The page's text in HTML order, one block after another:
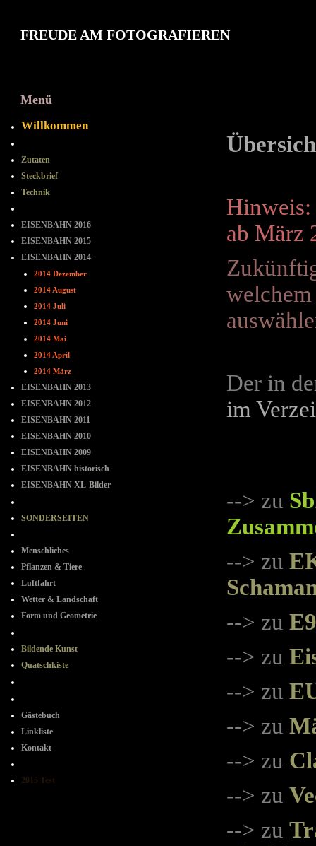
FREUDE AM FOTOGRAFIEREN
Menü
Willkommen
Zutaten
Steckbrief
Technik
EISENBAHN 2016
EISENBAHN 2015
EISENBAHN 2014
2014 Dezember
2014 August
2014 Juli
2014 Juni
2014 Mai
2014 April
2014 März
EISENBAHN 2013
EISENBAHN 2012
EISENBAHN 2011
EISENBAHN 2010
EISENBAHN 2009
EISENBAHN historisch
EISENBAHN XL-Bilder
SONDERSEITEN
Menschliches
Pflanzen & Tiere
Luftfahrt
Wetter & Landschaft
Form und Geometrie
Bildende Kunst
Quatschkiste
Gästebuch
Linkliste
Kontakt
2015 Test
Hinweis:
ab März
Der in
im
--> zu
--> zu
--> zu
--> zu
--> zu
--> zu
--> zu
--> zu
--> zu